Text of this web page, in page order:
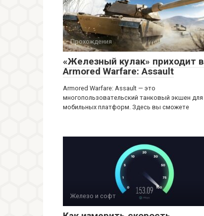
Прохождения
«Железный кулак» приходит в
Armored Warfare: Assault
Armored Warfare: Assault — это
многопользовательский танковый экшен для
мобильных платформ. Здесь вы сможете
Железо и софт